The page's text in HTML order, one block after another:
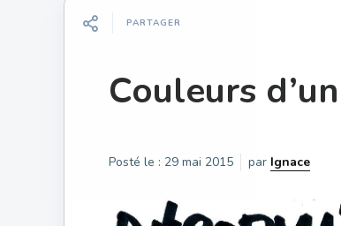
PARTAGER
Couleurs
Posté le : 29 mai 2015 par Ignace